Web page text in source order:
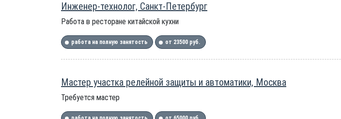
Инженер-технолог, Санкт-Петербург
Работа в ресторане китайской кухни
работа на полную занятость от 23500 руб.
Мастер участка релейной защиты и автоматики, Москва
Требуется мастер